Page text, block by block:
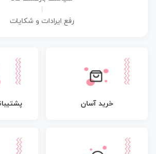
رفع ایرادات و شکایات
خرید آسان